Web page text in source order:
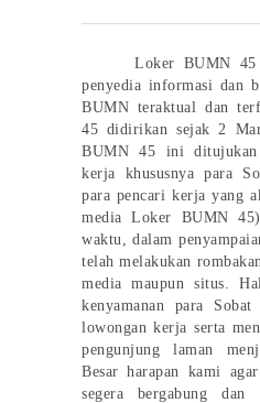
Loker BUMN 45
penyedia informasi dan
BUMN teraktual dan
45 didirikan sejak 2
BUMN 45 ini ditujukan
kerja khususnya para
para pencari kerja yang
media Loker BUMN
waktu, dalam
telah melakukan
media maupun situs.
kenyamanan para
lowongan kerja serta
pengunjung laman
Besar harapan kami
segera bergabung